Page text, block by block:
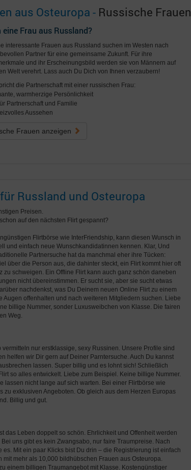
aus Osteuropa - Russische Frauen
eine Frau aus Russland?
interessante Frauen aus Russland suchen im Westen nach
Partner für eine gemeinsame Zukunft. Für ihre
und ihr Erscheinungsbild werden sie von Männern auf
Welt verehrt. Lass auch Du Dich von Ihnen verzaubern!
die Partnerschaft mit einer russischen Frau:
warmherzige Persönlichkeit
Partnerschaft und Familie
Aussehen
Frauen anzeigen
Russland und Osteuropa
Preisen.
auf den nächsten Flirt gespannt?
Flirtbörse wie InterFriendship, kann diesen Wunsch in
und einfach neue Wunschkandidatinnen kennen. Klar, Und
Partnersuche hat da manchmal eher ihre Tücken:
über die Person aus, die dahinter steckt, ein Flirt kommt hier oft
zu schweigen. Ein Offline Flirt kann auch ganz schön daneben
nicht übereinstimmen. Er sucht sie, aber sie sucht etwas
nachdenkst, was Du Deinem neuen Online Flirt zu einem
Augen offenhalten und nach weiteren Mitgliedern suchen. Liebe
billige Nummer, sonder Luxusweibchen von Klasse. Die fairen
Weg.
nur erstklassige, sexy Russinen. Unsere Profile sind
helfen wir Dir gern auf Deiner Parntersuche. Auch Du kannst
lassen. Super billig und es lohnt sich! Schließlich
so alles entwickelt. Liebe zum Beispiel. Keine billige Nummer.
lassen nicht lange auf sich warten. Bei einer Flirtbörse wie
zu exklusiven Angeboten. Ob gleich aus dem Herzen Europas
Billig und gut.
das Leben doppelt so schön. Ehrlichkeit und Offenheit werden
uns gibt es kein Zwangsabo, nur faire Traumpreise. Nach
Mit ein paar Klicks bist Du drin – die Registrierung ist einfach
mehr als 10,000 bildhübschen Frauen aus Osteuropa.
einem billigen Traumangebot mit Klasse. Kostengünstiger